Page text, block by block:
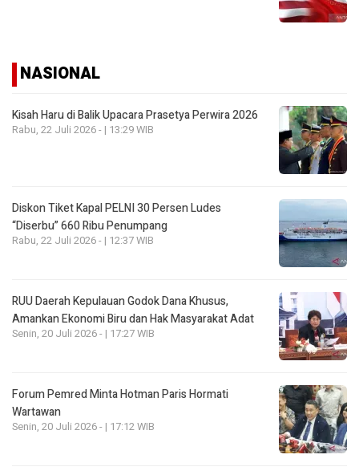
NASIONAL
Kisah Haru di Balik Upacara Prasetya Perwira 2026
Rabu, 22 Juli 2026 - | 13:29 WIB
Diskon Tiket Kapal PELNI 30 Persen Ludes
“Diserbu” 660 Ribu Penumpang
Rabu, 22 Juli 2026 - | 12:37 WIB
RUU Daerah Kepulauan Godok Dana Khusus,
Amankan Ekonomi Biru dan Hak Masyarakat Adat
Senin, 20 Juli 2026 - | 17:27 WIB
Forum Pemred Minta Hotman Paris Hormati
Wartawan
Senin, 20 Juli 2026 - | 17:12 WIB